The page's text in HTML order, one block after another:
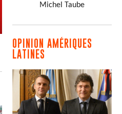
Michel Taube
OPINION AMÉRIQUES
LATINES